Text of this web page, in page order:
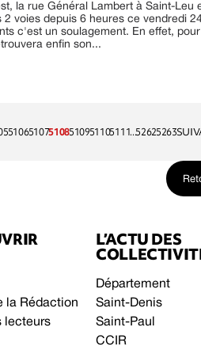
la rue Général Lambert à Saint-Leu
2 voies depuis 6 heures ce vendredi
c'est un soulagement. En effet,
enfin son...
510651075108510951105111...52625263
la Rédaction
lecteurs
L’ACTU DES
Département
Saint-Denis
Saint-Paul
CCIR